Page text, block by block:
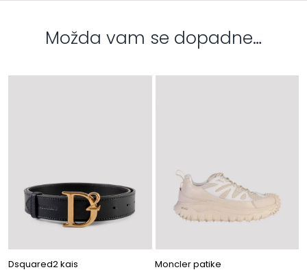
Možda vam se dopadne…
Dsquared2 kais
Moncler patike